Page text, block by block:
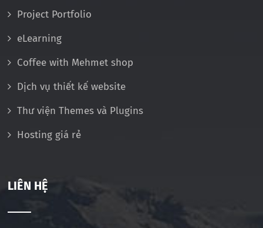
Project Portfolio
eLearning
Coffee with Mehmet shop
Dịch vụ thiết kế website
Thư viện Themes và Plugins
Hosting giá rẻ
LIÊN HỆ